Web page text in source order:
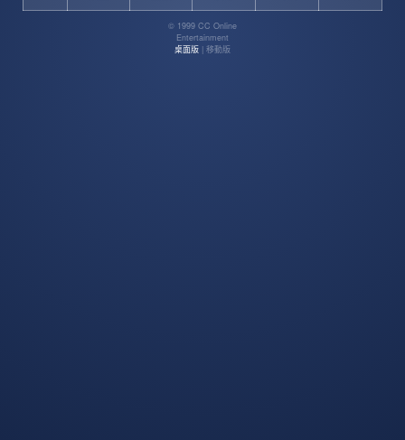
© 1999 CC Online
Entertainment
桌面版 | 移動版